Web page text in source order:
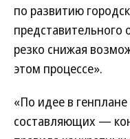
по развитию
представительного
резко снижая
этом процессе».
«По идее в
составляющих —